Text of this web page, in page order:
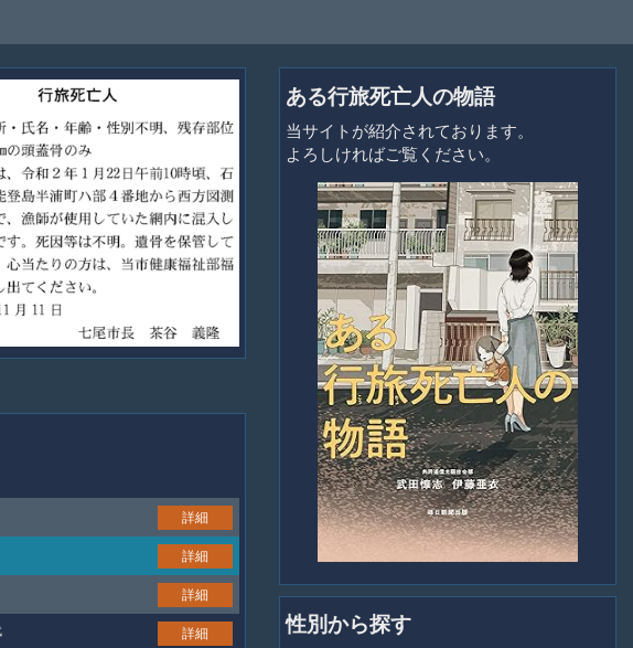
詳細
詳細
詳細
詳細
ある行旅死亡人の物語
当サイトが紹介されております。
よろしければご覧ください。
性別から探す